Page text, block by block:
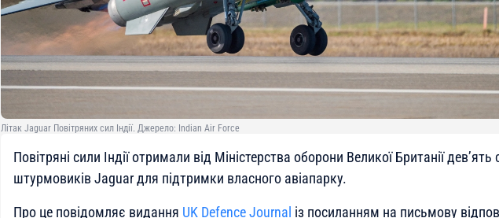
Літак Jaguar Повітряних сил Індії. Джерело: Indian Air Force
Повітряні сили Індії отримали від Міністерства оборони Великої Британії дев’ять
штурмовиків Jaguar для підтримки власного авіапарку.
Про це повідомляє видання UK Defence Journal із посиланням на письмову